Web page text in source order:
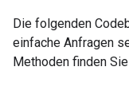
Die folgenden
einfache Anfragen
Methoden finden